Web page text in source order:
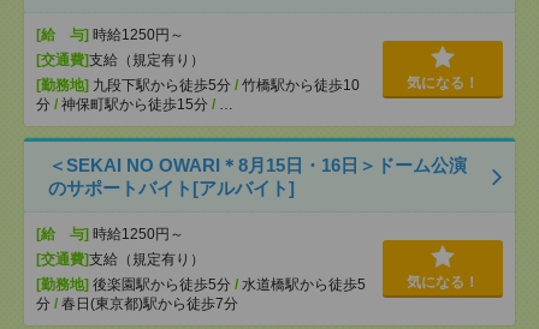
[給 与] 時給1250円～
[交通費]支給（規定有り）
[勤務地] 九段下駅から徒歩5分 / 竹橋駅から徒歩10
分 / 神保町駅から徒歩15分 / …
気になる！
＜SEKAI NO OWARI＊8月15日・16日＞ドーム公演
のサポートバイト[アルバイト]
[給 与] 時給1250円～
[交通費]支給（規定有り）
[勤務地] 後楽園駅から徒歩5分 / 水道橋駅から徒歩5
分 / 春日(東京都)駅から徒歩7分
気になる！